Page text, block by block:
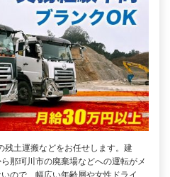
残土運搬などをお任せします。建
那珂川市の廃棄場などへの運転がメ
ので、幅広い年齢層や女性ドライ…